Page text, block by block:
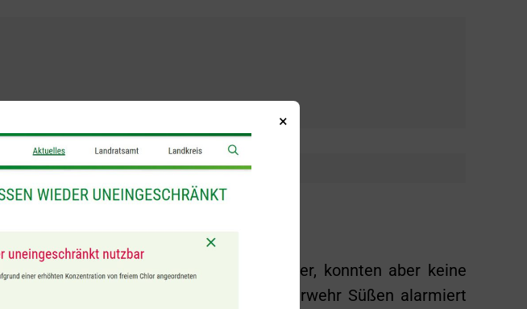
Brandgeruch im Wohnzimmer, konnten aber keine
Notruf, woraufhin die Freiwillige Feuerwehr Süßen alarmiert
×